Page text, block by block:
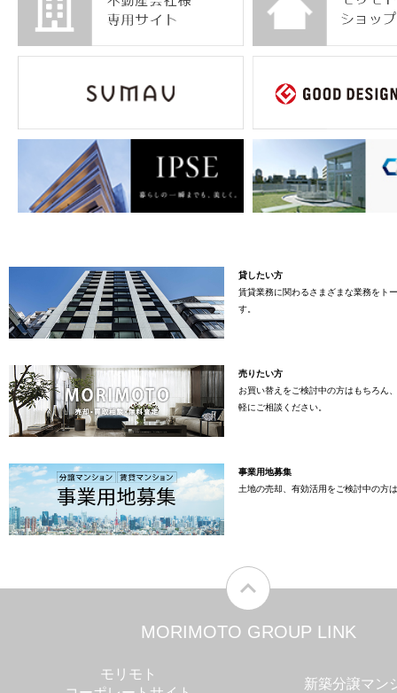
貸したい方
賃貸業務に関わるさまざまな業務をト
す。
売りたい方
お買い替えをご検討中の方はもちろん
軽にご相談ください。
事業用地募集
土地の売却、有効活用をご検討中の方
MORIMOTO GROUP LINK
モリモト
新築分譲マン